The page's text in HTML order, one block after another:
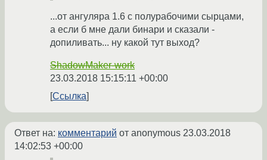
...от ангуляра 1.6 с полурабочими сырцами,
а если б мне дали бинари и сказали -
допиливать... ну какой тут выход?
ShadowMaker-work
23.03.2018 15:15:11 +00:00
Ссылка
Ответ на: комментарий от anonymous 23.03.2018
14:02:53 +00:00